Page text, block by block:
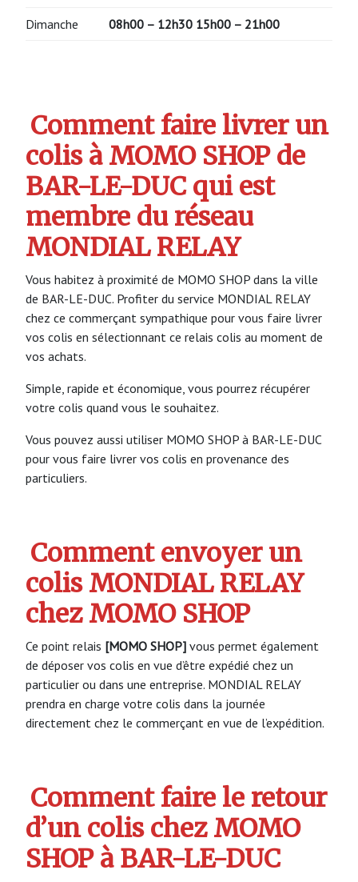
Dimanche 08h00 – 12h30 15h00 – 21h00
Comment faire livrer un
colis à MOMO SHOP de
BAR-LE-DUC qui est
membre du réseau
MONDIAL RELAY
Vous habitez à proximité de MOMO SHOP dans la ville
de BAR-LE-DUC. Profiter du service MONDIAL RELAY
chez ce commerçant sympathique pour vous faire livrer
vos colis en sélectionnant ce relais colis au moment de
vos achats.
Simple, rapide et économique, vous pourrez récupérer
votre colis quand vous le souhaitez.
Vous pouvez aussi utiliser MOMO SHOP à BAR-LE-DUC
pour vous faire livrer vos colis en provenance des
particuliers.
Comment envoyer un
colis MONDIAL RELAY
chez MOMO SHOP
Ce point relais [MOMO SHOP] vous permet également
de déposer vos colis en vue d’être expédié chez un
particulier ou dans une entreprise. MONDIAL RELAY
prendra en charge votre colis dans la journée
directement chez le commerçant en vue de l’expédition.
Comment faire le retour
d’un colis chez MOMO
SHOP à BAR-LE-DUC